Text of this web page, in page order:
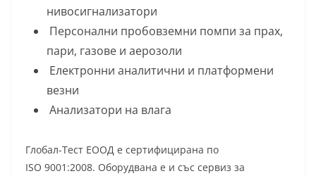
нивосигнализатори
Персонални пробовземни помпи за прах,
пари, газове и аерозоли
Електронни аналитични и платформени
везни
Анализатори на влага
Глобал-Тест ЕООД е сертифицирана по
ISO 9001:2008. Оборудвана е и със сервиз за